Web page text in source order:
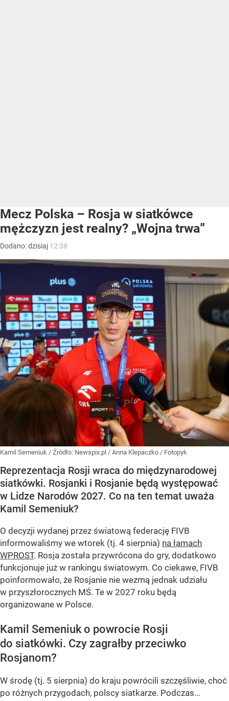
Mecz Polska – Rosja w siatkówce
mężczyzn jest realny? „Wojna trwa”
Dodano:dzisiaj 12:38
Kamil Semeniuk / Źródło: Newspix.pl / Anna Klepaczko / Fotopyk
Reprezentacja Rosji wraca do międzynarodowej
siatkówki. Rosjanki i Rosjanie będą występować
w Lidze Narodów 2027. Co na ten temat uważa
Kamil Semeniuk?
O decyzji wydanej przez światową federację FIVB
informowaliśmy we wtorek (tj. 4 sierpnia) na łamach
WPROST. Rosja została przywrócona do gry, dodatkowo
funkcjonuje już w rankingu światowym. Co ciekawe, FIVB
poinformowało, że Rosjanie nie wezmą jednak udziału
w przyszłorocznych MŚ. Te w 2027 roku będą
organizowane w Polsce.
Kamil Semeniuk o powrocie Rosji
do siatkówki. Czy zagrałby przeciwko
Rosjanom?
W środę (tj. 5 sierpnia) do kraju powrócili szczęśliwie, choć
po różnych przygodach, polscy siatkarze. Podczas...